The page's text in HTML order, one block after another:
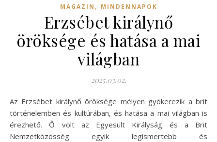
MAGAZIN , MINDENNAPOK
Erzsébet királynő
öröksége és hatása a mai
világban
2025.03.02.
Az Erzsébet királynő öröksége mélyen gyökerezik a brit
történelemben és kultúrában, és hatása a mai világban is
érezhető. Ő volt az Egyesült Királyság és a Brit
Nemzetközösség egyik legismertebb és